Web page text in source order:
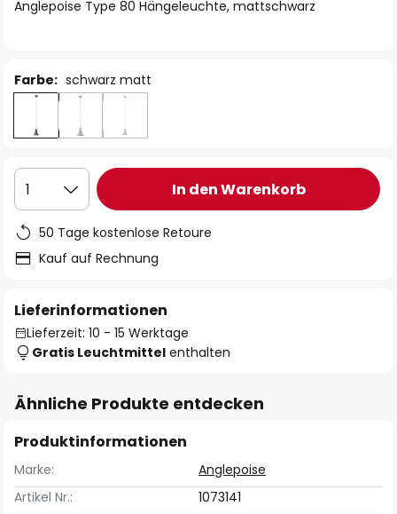
Anglepoise Type 80 Hängeleuchte, mattschwarz
Farbe: schwarz matt
1 In den Warenkorb
50 Tage kostenlose Retoure
Kauf auf Rechnung
Lieferinformationen
Lieferzeit: 10 - 15 Werktage
Gratis Leuchtmittel enthalten
Ähnliche Produkte entdecken
Produktinformationen
Marke:
Anglepoise
Artikel Nr.:
1073141